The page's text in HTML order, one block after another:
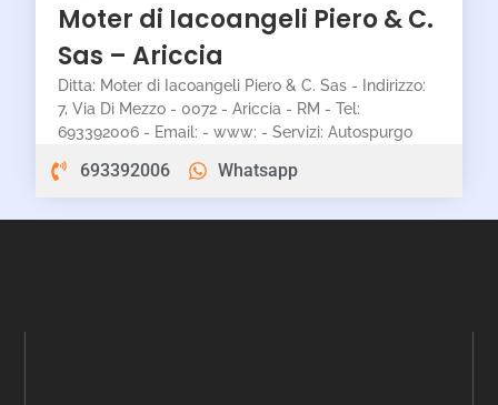
Moter di Iacoangeli Piero & C.
Sas – Ariccia
Ditta: Moter di Iacoangeli Piero & C. Sas - Indirizzo:
7, Via Di Mezzo - 0072 - Ariccia - RM - Tel:
693392006 - Email: - www: - Servizi: Autospurgo
693392006 Whatsapp